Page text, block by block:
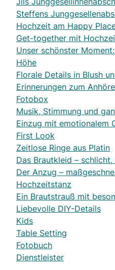
Steffens
Hochzeit am Happy
Get-together mit
Unser schönster
Höhe
Florale Details in Blush
Erinnerungen zum
Fotobox
Musik, Stimmung und
Einzug mit emotionalem
First Look
Zeitlose Ringe aus Platin
Das Brautkleid –
Der Anzug –
Hochzeitstanz
Ein Brautstrauß mit
Liebevolle DIY-Details
Kids
Table Setting
Fotobuch
Dienstleister